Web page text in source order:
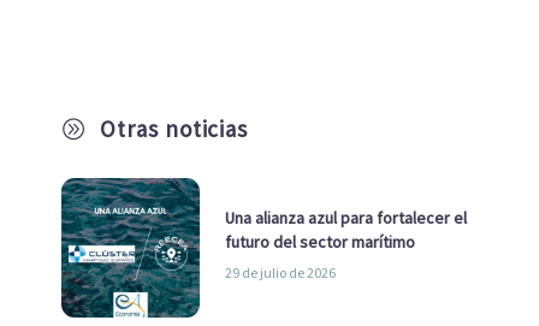
A Otras noticias
Una alianza azul para fortalecer el
futuro del sector marítimo
29 de julio de 2026